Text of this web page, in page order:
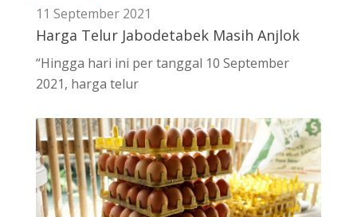
11 September 2021
Harga Telur Jabodetabek Masih Anjlok
“Hingga hari ini per tanggal 10 September
2021, harga telur